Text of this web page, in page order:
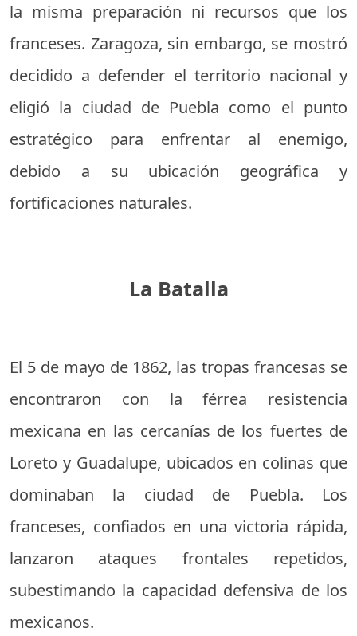
la misma preparación ni recursos que los
franceses. Zaragoza, sin embargo, se mostró
decidido a defender el territorio nacional y
eligió la ciudad de Puebla como el punto
estratégico para enfrentar al enemigo,
debido a su ubicación geográfica y
fortificaciones naturales.
La Batalla
El 5 de mayo de 1862, las tropas francesas se
encontraron con la férrea resistencia
mexicana en las cercanías de los fuertes de
Loreto y Guadalupe, ubicados en colinas que
dominaban la ciudad de Puebla. Los
franceses, confiados en una victoria rápida,
lanzaron ataques frontales repetidos,
subestimando la capacidad defensiva de los
mexicanos.